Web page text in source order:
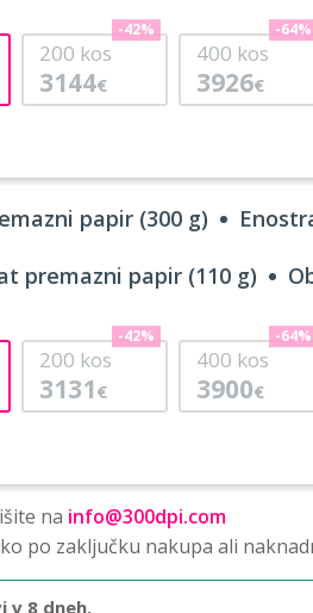
200 kos
3144€
-42%
400 kos
3926€
-64%
papir (300 g)
premazni papir (110 g)
200 kos
3131 €
-42%
400 kos
3900€
-64%
na info@300dpi.com
po zaključku nakupa ali
v 8 dneh.